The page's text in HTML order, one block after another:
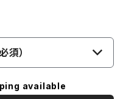
須）
available